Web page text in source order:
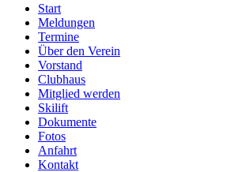
Start
Meldungen
Termine
Über den Verein
Vorstand
Clubhaus
Mitglied werden
Skilift
Dokumente
Fotos
Anfahrt
Kontakt